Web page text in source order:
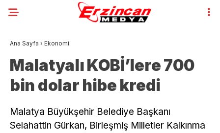
Ana Sayfa › Ekonomi
Malatyalı KOBİ’lere 700
bin dolar hibe kredi
Malatya Büyükşehir Belediye Başkanı
Selahattin Gürkan, Birleşmiş Milletler Kalkınma